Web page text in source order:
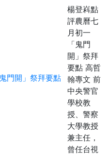
楊登嵙點
評農曆七
月初一
「鬼門
開」祭拜
要點 高哲
翰專文 前
中央警官
學校教
授、警察
大學教授
兼主任，
曾任台視